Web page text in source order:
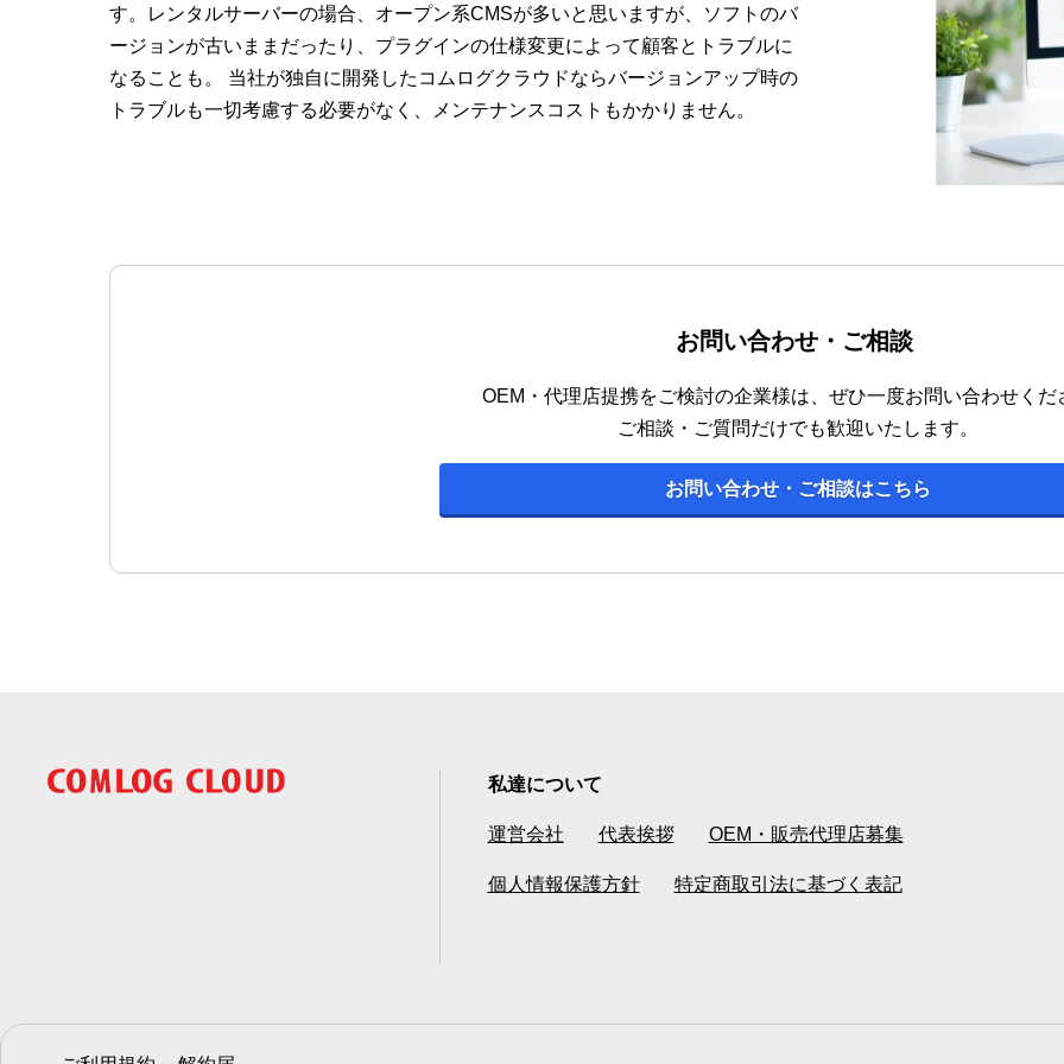
す。レンタルサーバーの場合、オープン系CMSが多いと思いますが、ソフトのバ
ージョンが古いままだったり、プラグインの仕様変更によって顧客とトラブルに
なることも。 当社が独自に開発したコムログクラウドならバージョンアップ時の
トラブルも一切考慮する必要がなく、メンテナンスコストもかかりません。
お問い合わせ・ご相談
OEM・代理店提携をご検討の企業様は、ぜひ一度お問い合わせくだ
ご相談・ご質問だけでも歓迎いたします。
お問い合わせ・ご相談はこちら
私達について
運営会社 代表挨拶 OEM・販売代理店募集
個人情報保護方針 特定商取引法に基づく表記